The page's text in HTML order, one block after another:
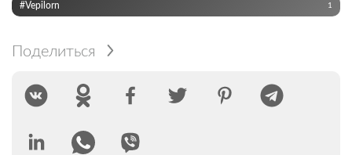
#Vepilorn 1
Поделиться